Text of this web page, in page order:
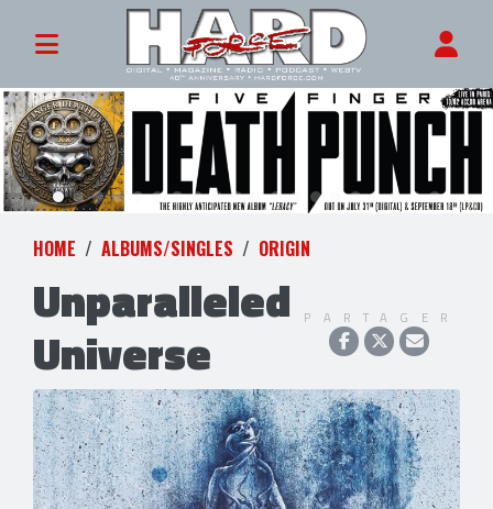
HOME ALBUMS/SINGLES ORIGIN
Unparalleled
Universe
PARTAGER